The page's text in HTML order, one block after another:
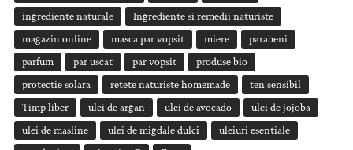
ingrediente naturale Ingrediente si remedii naturiste
magazin online masca par vopsit miere parabeni
parfum par uscat par vopsit produse bio
protectie solara retete naturiste homemade ten sensibil
Timp liber ulei de argan ulei de avocado ulei de jojoba
ulei de masline ulei de migdale dulci uleiuri esentiale